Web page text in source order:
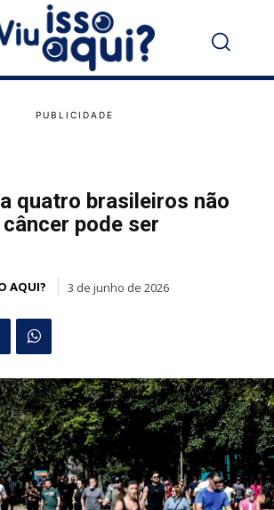
quatro brasileiros não
pode ser
AQUI? 3 de junho de 2026